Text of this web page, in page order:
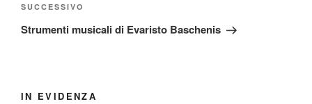
Articolo
successivo
SUCCESSIVO
Strumenti musicali di Evaristo Baschenis
IN EVIDENZA